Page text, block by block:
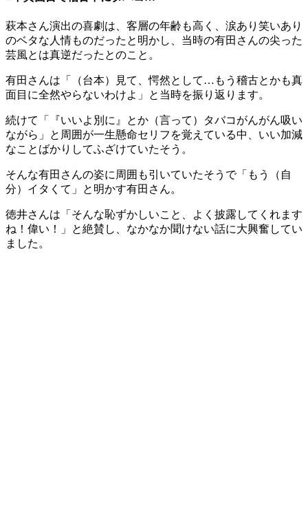
萩本さん演出の喜劇は、客層の年齢も高く、涙あり笑いあり
のベタな人情ものだったと明かし、当時の有田さんの尖った
芸風とは真逆だったとのこと。
有田さんは「（台本）見て、愕然として…もう稽古とかも真
面目に全然やらないわけよ」と当時を振り返ります。
続けて「『いいよ別に』とか（言って）タバコがんがん吸い
ながら」と周囲が一生懸命セリフを覚えている中、いい加減
なことばかりしてふざけていたそう。
そんな有田さんの姿に周囲も引いていたそうで「もう（自
分）イタくて」と明かす有田さん。
徳井さんは「そんな恥ずかしいこと、よく披露してくれます
ね！偉い！」と絶賛し、なかなか聞けない話に大興奮してい
ました。